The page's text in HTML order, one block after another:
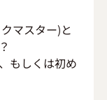
マスター)と
もしくは初め